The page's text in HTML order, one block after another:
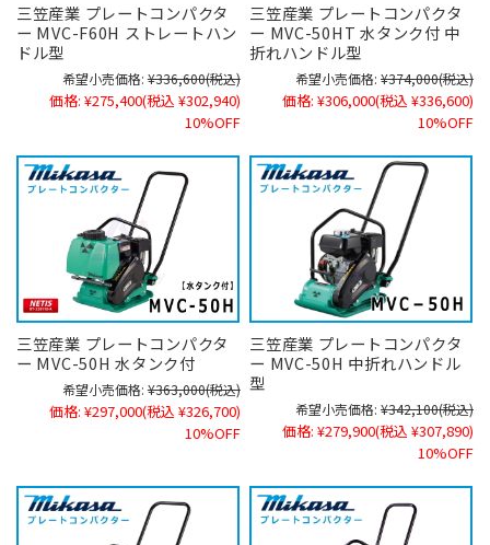
三笠産業 プレートコンパクタ
ー MVC-F60H ストレートハン
ドル型
希望小売価格: ¥336,600(税込)
価格: ¥275,400(税込 ¥302,940)
10%OFF
三笠産業 プレートコンパクタ
ー MVC-50HT 水タンク付 中
折れハンドル型
希望小売価格: ¥374,000(税込)
価格: ¥306,000(税込 ¥336,600)
10%OFF
三笠産業 プレートコンパクタ
ー MVC-50H 水タンク付
希望小売価格: ¥363,000(税込)
価格: ¥297,000(税込 ¥326,700)
10%OFF
三笠産業 プレートコンパクタ
ー MVC-50H 中折れハンドル
型
希望小売価格: ¥342,100(税込)
価格: ¥279,900(税込 ¥307,890)
10%OFF